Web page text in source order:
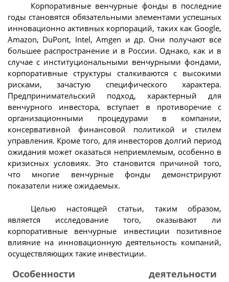
Корпоративные венчурные фонды в последние
годы становятся обязательными элементами успешных
инновационно активных корпораций, таких как Google,
Amazon, DuPont, Intel, Amgen и др. Они получают все
большее распространение и в России. Однако, как и в
случае с институциональными венчурными фондами,
корпоративные структуры сталкиваются с высокими
рисками, зачастую специфического характера.
Предпринимательский подход, характерный для
венчурного инвестора, вступает в противоречие с
организационными процедурами в компании,
консервативной финансовой политикой и стилем
управления. Кроме того, для инвесторов долгий период
ожидания может оказаться неприемлемым, особенно в
кризисных условиях. Это становится причиной того,
что многие венчурные фонды демонстрируют
показатели ниже ожидаемых.
Целью настоящей статьи, таким образом,
является исследование того, оказывают ли
корпоративные венчурные инвестиции позитивное
влияние на инновационную деятельность компаний,
осуществляющих такие инвестиции.
Особенности деятельности